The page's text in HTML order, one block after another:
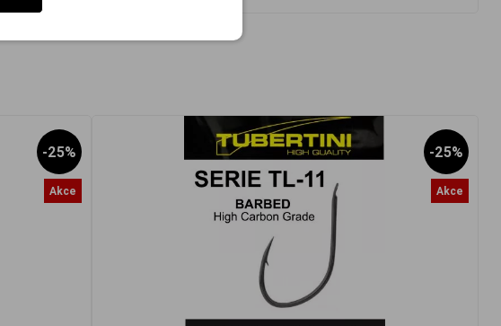
-25%
Akce
-25%
Akce